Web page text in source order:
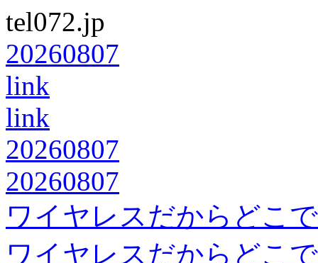
tel072.jp
20260807
link
link
20260807
20260807
ワイヤレスだからどこ
ワイヤレスだからどこ